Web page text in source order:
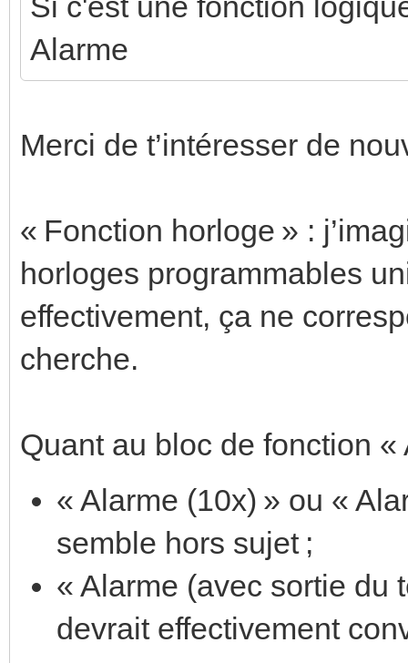
Alarme
Merci de t’intéresser de
« Fonction horloge » :
horloges programmables
effectivement, ça ne
cherche.
Quant au bloc de fonction «
« Alarme (10x) » ou «
semble hors sujet ;
« Alarme (avec sortie du
devrait effectivement